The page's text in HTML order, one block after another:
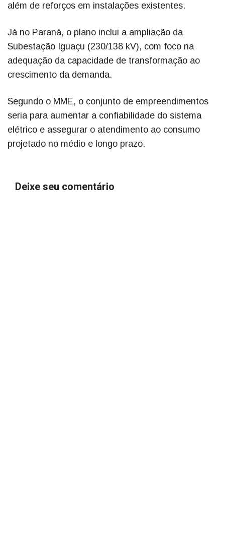
além de reforços em instalações existentes.
Já no Paraná, o plano inclui a ampliação da
Subestação Iguaçu (230/138 kV), com foco na
adequação da capacidade de transformação ao
crescimento da demanda.
Segundo o MME, o conjunto de empreendimentos
seria para aumentar a confiabilidade do sistema
elétrico e assegurar o atendimento ao consumo
projetado no médio e longo prazo.
Deixe seu comentário